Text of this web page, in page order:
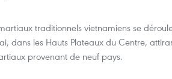
traditionnels vietnamiens se
dans les Hauts Plateaux du Centre,
provenant de neuf pays.